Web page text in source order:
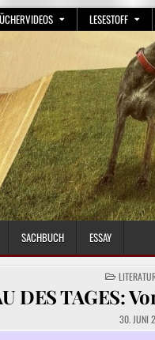
LESESTOFF
SACHBUCH ESSAY
POSTED
IN
DES TAGES:
30. JUNI